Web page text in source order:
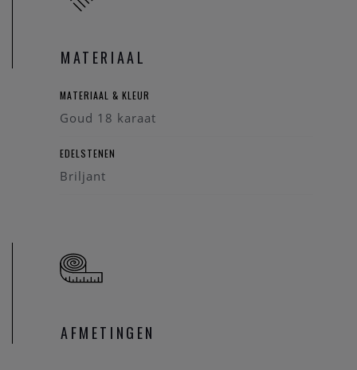
MATERIAAL
MATERIAAL & KLEUR
Goud 18 karaat
EDELSTENEN
Briljant
AFMETINGEN